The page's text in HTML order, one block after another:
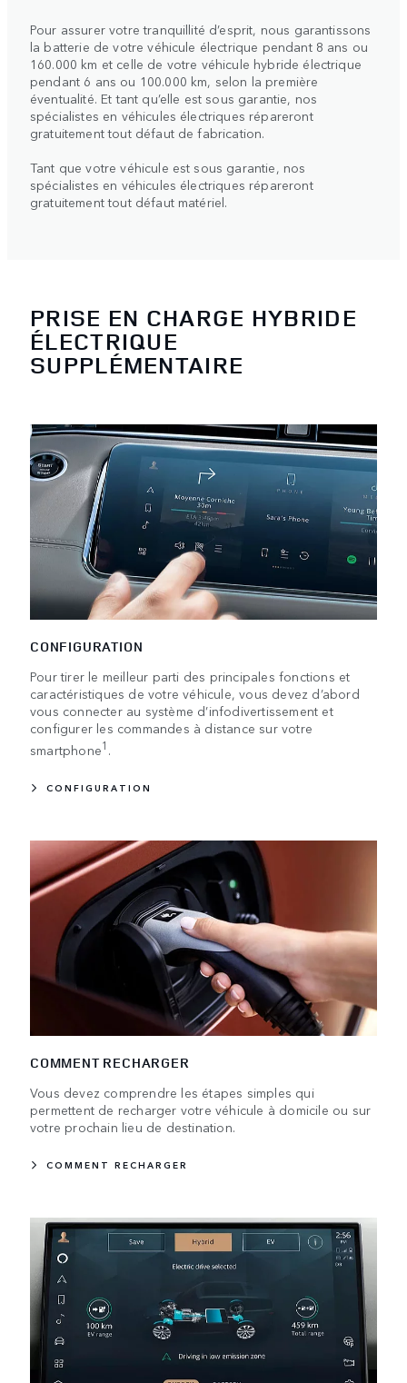
Pour assurer votre tranquillité d’esprit, nous garantissons
la batterie de votre véhicule électrique pendant 8 ans ou
160.000 km et celle de votre véhicule hybride électrique
pendant 6 ans ou 100.000 km, selon la première
éventualité. Et tant qu’elle est sous garantie, nos
spécialistes en véhicules électriques répareront
gratuitement tout défaut de fabrication.
Tant que votre véhicule est sous garantie, nos
spécialistes en véhicules électriques répareront
gratuitement tout défaut matériel.
PRISE EN CHARGE HYBRIDE
ÉLECTRIQUE
SUPPLÉMENTAIRE
CONFIGURATION
Pour tirer le meilleur parti des principales fonctions et
caractéristiques de votre véhicule, vous devez d’abord
vous connecter au système d’infodivertissement et
configurer les commandes à distance sur votre
smartphone1 .
CONFIGURATION
COMMENT RECHARGER
Vous devez comprendre les étapes simples qui
permettent de recharger votre véhicule à domicile ou sur
votre prochain lieu de destination.
COMMENT RECHARGER